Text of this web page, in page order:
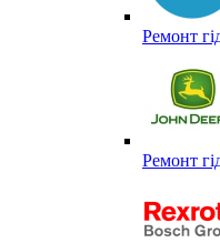
Ремонт
Ремонт